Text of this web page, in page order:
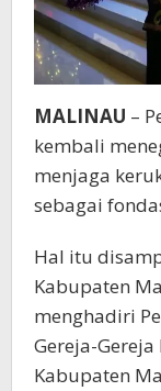
MALINAU –
kembali
menjaga
sebagai
Hal itu
Kabupaten
menghadiri
Gereja-Gereja
Kabupaten